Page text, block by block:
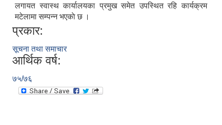
लगायत स्वास्थ कार्यालयका प्रमुख समेत उपस्थित रहि कार्यक्रम
मटेलामा सम्पन्न भएकाे छ ।
प्रकार:
सूचना तथा समाचार
आर्थिक वर्ष:
७५/७६